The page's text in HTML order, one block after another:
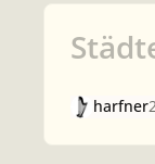
harfner